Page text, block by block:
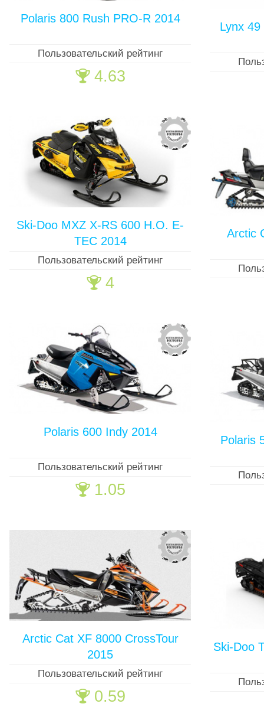
Polaris 800 Rush PRO-R 2014
Пользовательский рейтинг
🏆 4.63
Ski-Doo MXZ X-RS 600 H.O. E-
TEC 2014
Пользовательский рейтинг
🏆 4
Polaris 600 Indy 2014
Пользовательский рейтинг
🏆 1.05
Arctic Cat XF 8000 CrossTour
2015
Пользовательский рейтинг
🏆 0.59
Lynx
Arctic
Polaris
Ski-Doo